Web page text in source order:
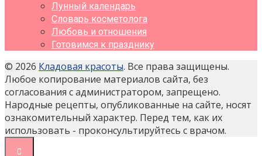
Лунный календарь
Словарь косметолога
Любовь и отношения
Готовимся к празднику
© 2026 Кладовая красоты. Все права защищены.
Любое копирование материалов сайта, без
согласования с администратором, запрещено.
Народные рецепты, опубликованные на сайте, носят
ознакомительный характер. Перед тем, как их
использовать - проконсультируйтесь с врачом.